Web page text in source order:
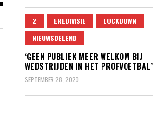
2 EREDIVISIE
LOCKDOWN
NIEUWSDELEND
‘GEEN PUBLIEK MEER WELKOM BIJ
WEDSTRIJDEN IN HET PROFVOETBAL’
SEPTEMBER 28, 2020